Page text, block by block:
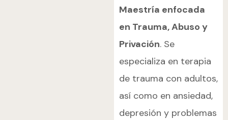
Maestría enfocada
en Trauma, Abuso y
Privación. Se
especializa en terapia
de trauma con adultos,
así como en ansiedad,
depresión y problemas